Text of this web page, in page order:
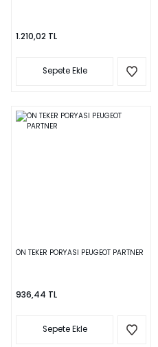
1.210,02 TL
Sepete Ekle
ÖN TEKER PORYASI PEUGEOT PARTNER
936,44 TL
Sepete Ekle